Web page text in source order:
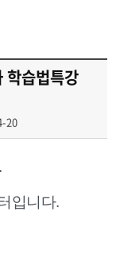
동아리 소개
입시정보게시판
습법특강
20
입니다.